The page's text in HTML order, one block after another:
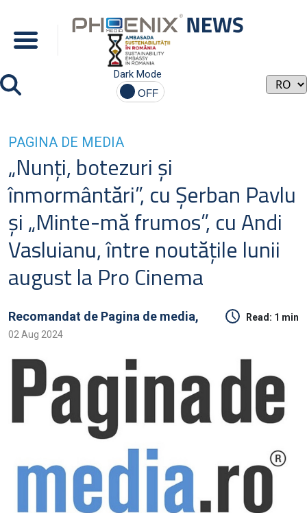
Dark Mode
PAGINA DE MEDIA
„Nunţi, botezuri şi
înmormântări”, cu Şerban Pavlu
şi „Minte-mă frumos”, cu Andi
Vasluianu, între noutăţile lunii
august la Pro Cinema
Recomandat de Pagina de media, Read: 1 min
02 Aug 2024